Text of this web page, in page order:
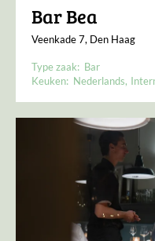
Bar Bea
Veenkade 7, Den Haag
Type zaak: Bar
Keuken: Nederlands